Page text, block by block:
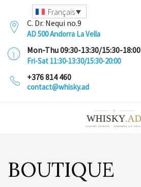
Français
C. Dr. Nequi no.9
AD 500 Andorra La Vella
Mon-Thu 09:30-13:30/15:30-18:00
Fri-Sat 11:30-13:30/15:30-20:00
+376 814 460
contact@whisky.ad
BOUTIQUE